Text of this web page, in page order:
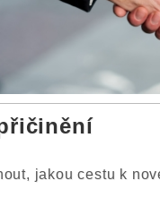
jakou cestu k